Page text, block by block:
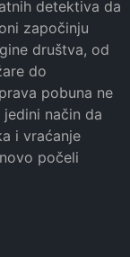
detektiva da
započinju
društva, od
do
pobuna ne
način da
i vraćanje
počeli